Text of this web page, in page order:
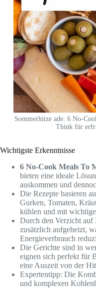
Sommerhitze ade: 6 No-
Think für
Wichtigste Erkenntnisse
6 No-Cook Meals To
bieten eine ideale
auskommen und
Die Rezepte basieren
Gurken, Tomaten,
kühlen und mit
Durch den Verzicht
zusätzlich aufgeheizt,
Energieverbrauch
Die Gerichte sind in
eignen sich perfekt für
eine Auszeit von der
Expertentipp: Die
und komplexen